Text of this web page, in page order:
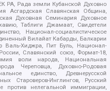
РА, Рада земли Кубанской Духовно
Асгардская Славянская Община,
Духовная Семинария Духовное
Таблиги Джамаат, Свидетели
Национал-социалистическое
Вилайат Кабарды, Балкарии
Валь-Хиджра, Пит Буль, Национал-
Славянский союз, Формат-18,
воли народа, Национальная
Череповца, Духовно-Родовая
единство, Древнерусской
Староверов-Инглингов, Русский
против нелегальной иммиграции,